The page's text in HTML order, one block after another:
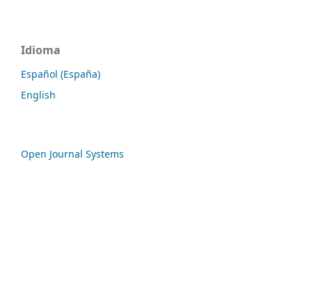
Idioma
Español (España)
English
Open Journal Systems